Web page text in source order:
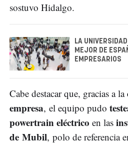
sostuvo Hidalgo.
LA
MEJOR DE
EMPRESARIOS
Cabe destacar que, gracias a la
empresa, el equipo pudo
powertrain eléctrico en las
de Mubil, polo de referencia